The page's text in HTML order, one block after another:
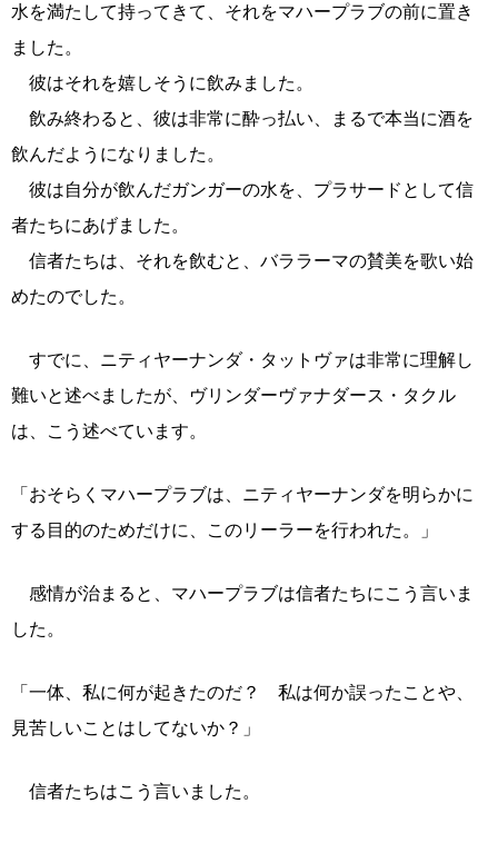
水を満たして持ってきて、それをマハープラブの前に置き
ました。
彼はそれを嬉しそうに飲みました。
飲み終わると、彼は非常に酔っ払い、まるで本当に酒を
飲んだようになりました。
彼は自分が飲んだガンガーの水を、プラサードとして信
者たちにあげました。
信者たちは、それを飲むと、バララーマの賛美を歌い始
めたのでした。
すでに、ニティヤーナンダ・タットヴァは非常に理解し
難いと述べましたが、ヴリンダーヴァナダース・タクル
は、こう述べています。
「おそらくマハープラブは、ニティヤーナンダを明らかに
する目的のためだけに、このリーラーを行われた。」
感情が治まると、マハープラブは信者たちにこう言いま
した。
「一体、私に何が起きたのだ？ 私は何か誤ったことや、
見苦しいことはしてないか？」
信者たちはこう言いました。